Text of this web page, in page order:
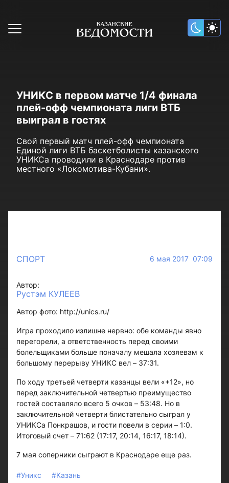
УНИКС в первом матче 1/4 финала
плей-офф чемпионата лиги ВТБ
выиграл в гостях
Свой первый матч плей-офф чемпионата
Единой лиги ВТБ баскетболисты казанского
УНИКСа проводили в Краснодаре против
местного «Локомотива-Кубани».
СПОРТ 6 мая 2017 07:09
Автор:
Рустэм КУЛЕЕВ
Автор фото: http://unics.ru/
Игра проходило излишне нервно: обе команды явно
перегорели, а ответственность перед своими
болельщиками больше поначалу мешала хозяевам к
большому перерыву УНИКС вел – 37:31.
По ходу третьей четверти казанцы вели «+12», но
перед заключительной четвертью преимущество
гостей составляло всего 5 очков – 53:48. Но в
заключительной четверти блистательно сыграл у
УНИКСа Понкрашов, и гости повели в серии – 1:0.
Итоговый счет – 71:62 (17:17, 20:14, 16:17, 18:14).
7 мая соперники сыграют в Краснодаре еще раз.
#Уникс #Казань